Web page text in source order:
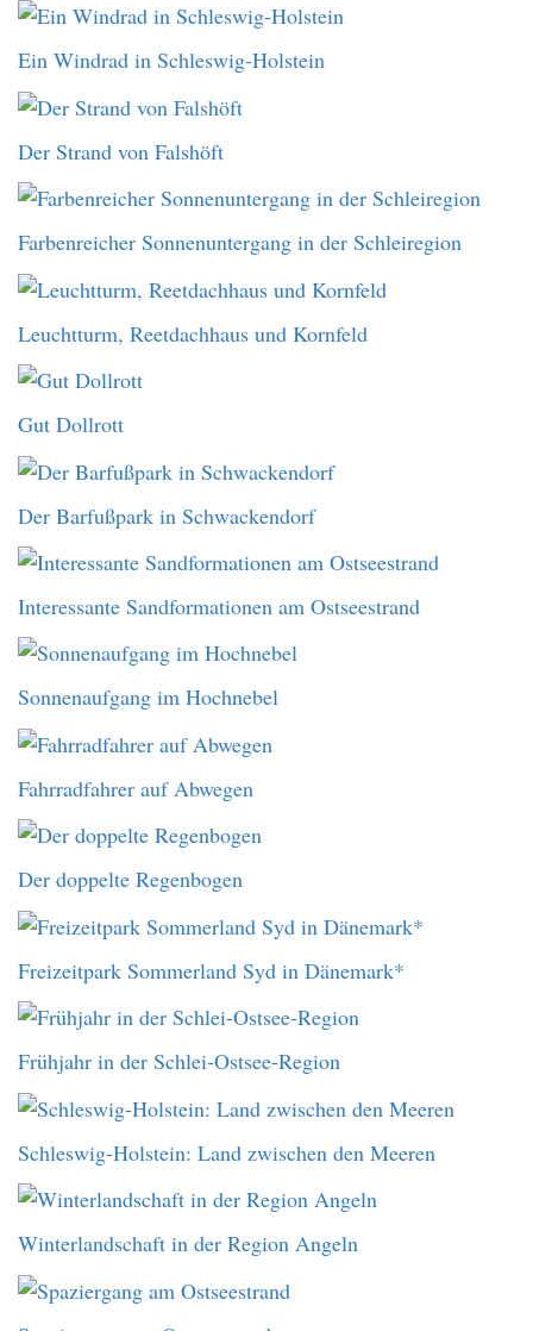
Ein Windrad in Schleswig-Holstein
Der Strand von Falshöft
Farbenreicher Sonnenuntergang in der Schleiregion
Leuchtturm, Reetdachhaus und Kornfeld
Gut Dollrott
Der Barfußpark in Schwackendorf
Interessante Sandformationen am Ostseestrand
Sonnenaufgang im Hochnebel
Fahrradfahrer auf Abwegen
Der doppelte Regenbogen
Freizeitpark Sommerland Syd in Dänemark*
Frühjahr in der Schlei-Ostsee-Region
Schleswig-Holstein: Land zwischen den Meeren
Winterlandschaft in der Region Angeln